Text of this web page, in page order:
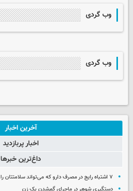
وب گردی
وب گردی
آخرین اخبار
اخبار پربازدید
داغ‌ترین خبرها
۷ اشتباه رایج در مصرف دارو که می‌تواند سلامتتان را به خطر بیندازد
دستگیری شوهر در ماجرای گم‌شدن یک زن